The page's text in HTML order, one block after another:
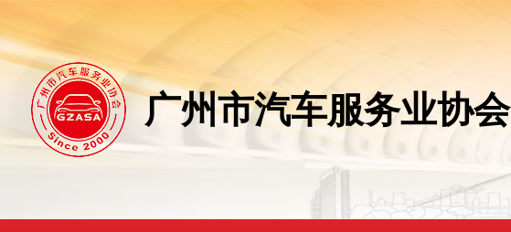
广州市汽车服务业协会